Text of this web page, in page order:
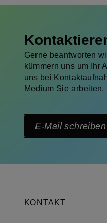
Gerne beantworten
kümmern uns um Ihr
uns bei
Medium Sie arbeiten.
E-Mail schreiben
KONTAKT